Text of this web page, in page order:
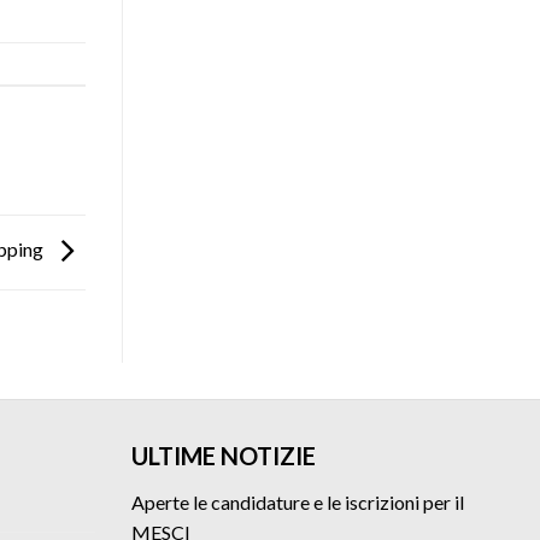
ULTIME NOTIZIE
Aperte le candidature e le iscrizioni per il
MESCI